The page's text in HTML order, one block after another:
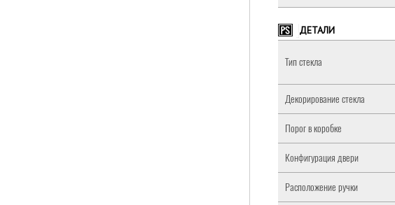
ДЕТАЛИ
Тип стекла
Декорирование стекла
Порог в коробке
Конфигурация двери
Расположение ручки